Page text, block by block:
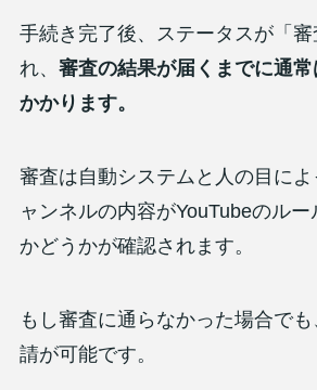
手続き完了後、ステータスが「審
れ、 審査の結果が届くまでに通
かかります。
審査は自動システムと人の目に
ャンネルの内容がYouTubeのル
かどうかが確認されます。
もし審査に通らなかった場合で
請が可能です。